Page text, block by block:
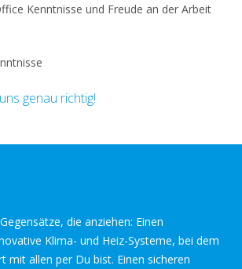
Kenntnisse und Freude an der Arbeit
genau richtig!
die anziehen: Einen
Klima- und Heiz-Systeme, bei dem
mit allen per Du bist. Einen sicheren